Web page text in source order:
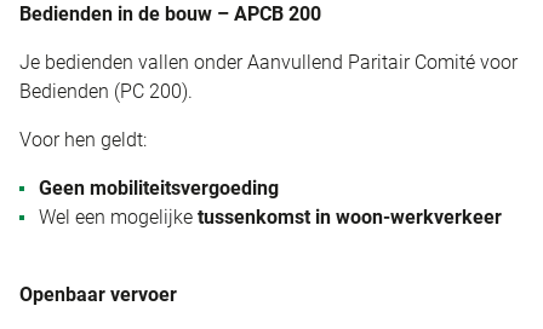
Bedienden in de bouw – APCB 200
Je bedienden vallen onder Aanvullend Paritair Comité voor
Bedienden (PC 200).
Voor hen geldt:
Geen mobiliteitsvergoeding
Wel een mogelijke tussenkomst in woon-werkverkeer
Openbaar vervoer